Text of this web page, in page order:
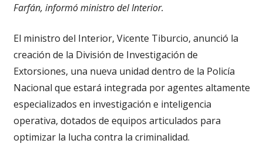
Farfán, informó ministro del Interior.
El ministro del Interior, Vicente Tiburcio, anunció la
creación de la División de Investigación de
Extorsiones, una nueva unidad dentro de la Policía
Nacional que estará integrada por agentes altamente
especializados en investigación e inteligencia
operativa, dotados de equipos articulados para
optimizar la lucha contra la criminalidad.